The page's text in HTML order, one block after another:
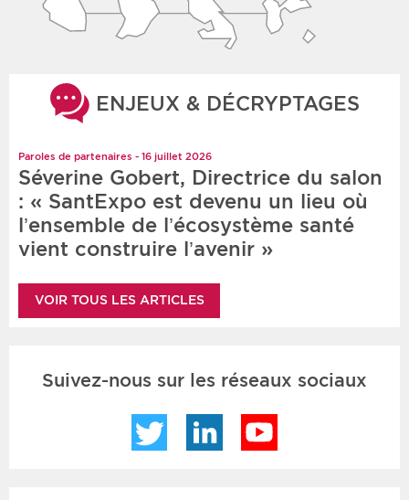
ENJEUX & DÉCRYPTAGES
Paroles de partenaires - 16 juillet 2026
Séverine Gobert, Directrice du salon
: « SantExpo est devenu un lieu où
l’ensemble de l’écosystème santé
vient construire l’avenir »
VOIR TOUS LES ARTICLES
Suivez-nous sur les réseaux sociaux
Twitter LinkedIn